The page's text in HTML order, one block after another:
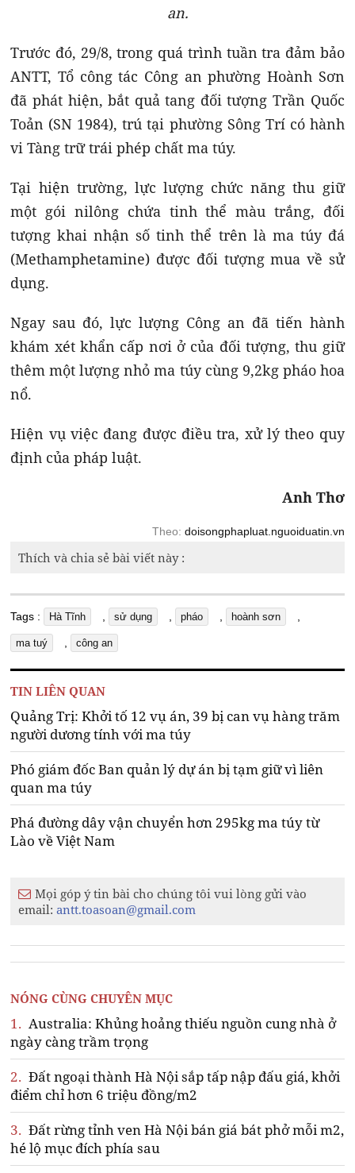
an.
Trước đó, 29/8, trong quá trình tuần tra đảm bảo
ANTT, Tổ công tác Công an phường Hoành Sơn
đã phát hiện, bắt quả tang đối tượng Trần Quốc
Toản (SN 1984), trú tại phường Sông Trí có hành
vi Tàng trữ trái phép chất ma túy.
Tại hiện trường, lực lượng chức năng thu giữ
một gói nilông chứa tinh thể màu trắng, đối
tượng khai nhận số tinh thể trên là ma túy đá
(Methamphetamine) được đối tượng mua về sử
dụng.
Ngay sau đó, lực lượng Công an đã tiến hành
khám xét khẩn cấp nơi ở của đối tượng, thu giữ
thêm một lượng nhỏ ma túy cùng 9,2kg pháo hoa
nổ.
Hiện vụ việc đang được điều tra, xử lý theo quy
định của pháp luật.
Anh Thơ
Theo: doisongphapluat.nguoiduatin.vn
Thích và chia sẻ bài viết này :
Tags : Hà Tĩnh sử dụng pháo hoành sơn
ma tuý công an
TIN LIÊN QUAN
Quảng Trị: Khởi tố 12 vụ án, 39 bị can vụ hàng trăm
người dương tính với ma túy
Phó giám đốc Ban quản lý dự án bị tạm giữ vì liên
quan ma túy
Phá đường dây vận chuyển hơn 295kg ma túy từ
Lào về Việt Nam
Mọi góp ý tin bài cho chúng tôi vui lòng gửi vào
email:antt.toasoan@gmail.com
NÓNG CÙNG CHUYÊN MỤC
1. Australia: Khủng hoảng thiếu nguồn cung nhà ở
ngày càng trầm trọng
2. Đất ngoại thành Hà Nội sắp tấp nập đấu giá, khởi
điểm chỉ hơn 6 triệu đồng/m2
3. Đất rừng tỉnh ven Hà Nội bán giá bát phở mỗi m2,
hé lộ mục đích phía sau